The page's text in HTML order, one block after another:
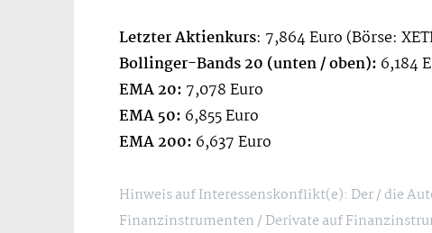
Letzter Aktienkurs: 7,864 Euro (Börse:
Bollinger-Bands 20 (unten / oben): 6,184
EMA 20: 7,078 Euro
EMA 50: 6,855 Euro
EMA 200: 6,637 Euro
Hinweis auf Interessenskonflikt(e): Der / die
Finanzinstrumenten / Derivate auf